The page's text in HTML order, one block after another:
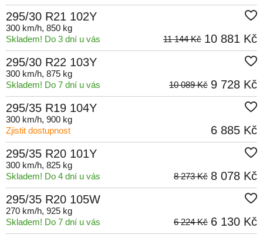
295/30 R21 102Y
300 km/h, 850 kg
Skladem! Do 3 dní u vás
10 881 Kč
11 144 Kč
295/30 R22 103Y
300 km/h, 875 kg
Skladem! Do 7 dní u vás
9 728 Kč
10 089 Kč
295/35 R19 104Y
300 km/h, 900 kg
Zjistit dostupnost
6 885 Kč
295/35 R20 101Y
300 km/h, 825 kg
Skladem! Do 4 dní u vás
8 078 Kč
8 273 Kč
295/35 R20 105W
270 km/h, 925 kg
Skladem! Do 7 dní u vás
6 130 Kč
6 224 Kč